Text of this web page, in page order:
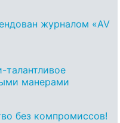
журналом «AV
талантливое
манерами
без компромиссов!